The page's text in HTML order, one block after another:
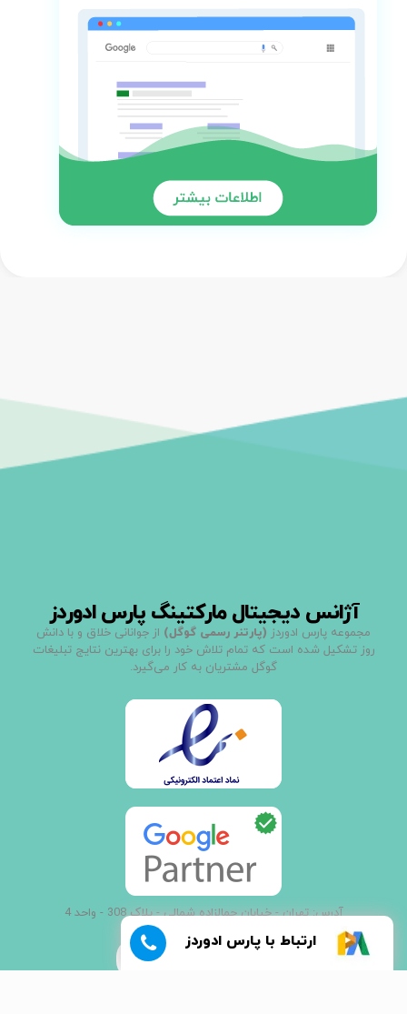
آژانس دیجیتال مارکتینگ پارس ادوردز
مجموعه پارس ادوردز (پارتنر رسمی گوگل) از جوانانی خلاق و با دانش
روز تشکیل شده است که تمام تلاش خود را برای بهترین نتایج تبلیغات
گوگل مشتریان به کار می‌گیرد.
آدرس: تهران - خیابان جمالزاده شمالی - پلاک 308 - واحد 4
021 - 66907000
ارتباط با پارس ادوردز